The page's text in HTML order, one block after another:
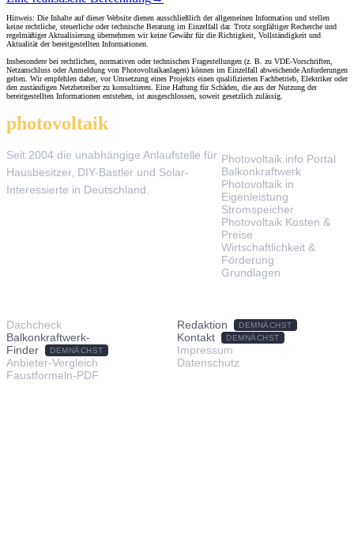
Hinweis: Die Inhalte auf dieser Website dienen ausschließlich der allgemeinen Information und stellen
keine rechtliche, steuerliche oder technische Beratung im Einzelfall dar. Trotz sorgfältiger Recherche und
regelmäßiger Aktualisierung übernehmen wir keine Gewähr für die Richtigkeit, Vollständigkeit und
Aktualität der bereitgestellten Informationen.
Insbesondere bei rechtlichen, normativen oder technischen Fragestellungen (z. B. zu VDE-Vorschriften,
Netzanschluss oder Anmeldung von Photovoltaikanlagen) können im Einzelfall abweichende Anforderungen
gelten. Wir empfehlen daher, vor Umsetzung eines Projekts einen qualifizierten Fachbetrieb, Elektriker oder
den zuständigen Netzbetreiber zu konsultieren. Eine Haftung für Schäden, die aus der Nutzung der
bereitgestellten Informationen entstehen, ist ausgeschlossen, soweit gesetzlich zulässig.
photovoltaik
Seit 2004 die unabhängige Anlaufstelle für
Hausbesitzer, DIY-Bastler und Solar-
Interessierte in Deutschland.
Photovoltaik.info Portal
Balkonkraftwerk
Photovoltaik in
Eigenleistung
Stromspeicher
Photovoltaik Kosten &
Preise
Wirtschaftlichkeit &
Förderung
Grundlagen
Dachcheck
Balkonkraftwerk-
Finder
DEMNÄCHST
Anbieter-Vergleich
Faustformeln-PDF
Redaktion DEMNÄCHST
Kontakt DEMNÄCHST
Impressum
Datenschutz